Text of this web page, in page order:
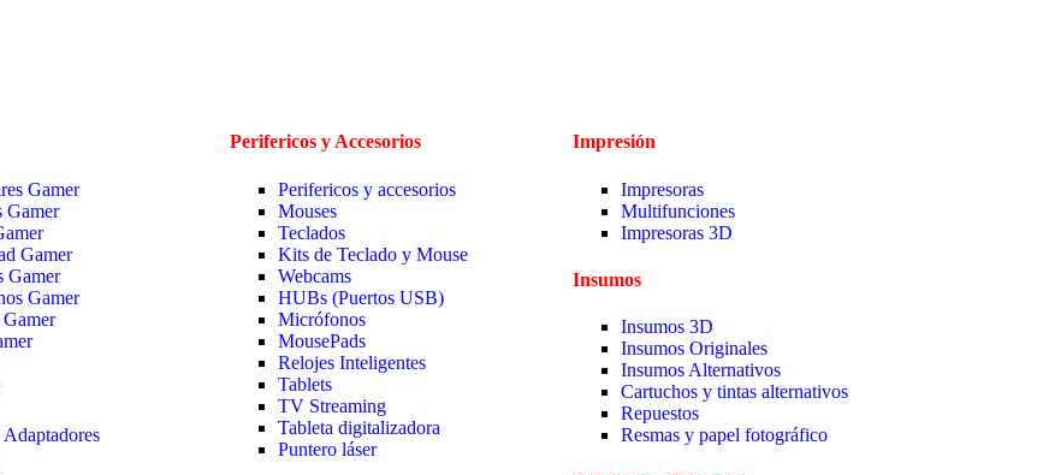
Gamer
Gamer
Gamer
Gamer
Gamer
Adaptadores
Perifericos y Accesorios
Perifericos y accesorios
Mouses
Teclados
Kits de Teclado y Mouse
Webcams
HUBs (Puertos USB)
Micrófonos
MousePads
Relojes Inteligentes
Tablets
TV Streaming
Tableta digitalizadora
Puntero láser
Impresión
Impresoras
Multifunciones
Impresoras 3D
Insumos
Insumos 3D
Insumos Originales
Insumos Alternativos
Cartuchos y tintas alternativos
Repuestos
Resmas y papel fotográfico